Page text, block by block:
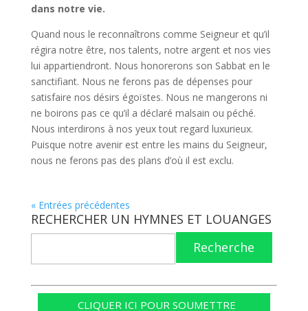
dans notre vie.
Quand nous le reconnaîtrons comme Seigneur et qu’il
régira notre être, nos talents, notre argent et nos vies
lui appartiendront. Nous honorerons son Sabbat en le
sanctifiant. Nous ne ferons pas de dépenses pour
satisfaire nos désirs égoïstes. Nous ne mangerons ni
ne boirons pas ce qu’il a déclaré malsain ou péché.
Nous interdirons à nos yeux tout regard luxurieux.
Puisque notre avenir est entre les mains du Seigneur,
nous ne ferons pas des plans d’où il est exclu.
« Entrées précédentes
RECHERCHER UN HYMNES ET LOUANGES
Recherche
CLIQUER ICI POUR SOUMETTRE